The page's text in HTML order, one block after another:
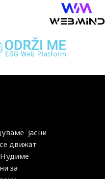
јасни
движат
Нудиме
за